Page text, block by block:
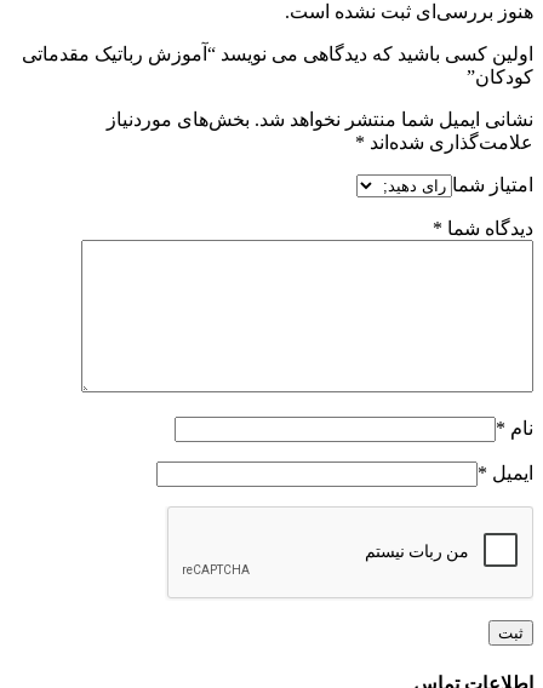
هنوز بررسی‌ای ثبت نشده است.
اولین کسی باشید که دیدگاهی می نویسد “آموزش رباتیک مقدماتی
کودکان”
نشانی ایمیل شما منتشر نخواهد شد. بخش‌های موردنیاز
علامت‌گذاری شده‌اند *
امتیاز شما
دیدگاه شما *
نام *
ایمیل *
Toggle
اطلاعات تماس